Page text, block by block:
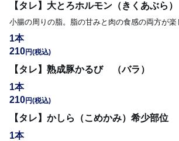
【タレ】大とろホルモン（きくあぶら）
小腸の周りの脂。脂の甘みと肉の食感の両方が楽
1本
210円(税込)
【タレ】熟成豚かるび （バラ）
1本
210円(税込)
【タレ】かしら（こめかみ）希少部位
1本